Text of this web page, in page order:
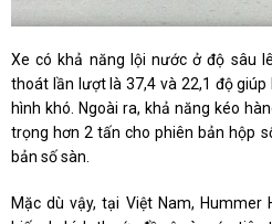
Xe có khả năng lội nước ở độ sâu
thoát lần lượt là 37,4 và 22,1 độ giúp
hình khó. Ngoài ra, khả năng kéo
trọng hơn 2 tấn cho phiên bản hộp
bản số sàn.
Mặc dù vậy, tại Việt Nam, Hummer